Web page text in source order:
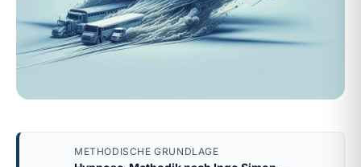
METHODISCHE GRUNDLAGE